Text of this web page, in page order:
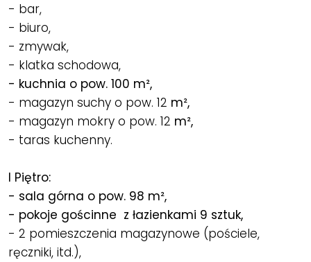
- bar,
- biuro,
- zmywak,
- klatka schodowa,
- kuchnia o pow. 100 m²,
- magazyn suchy o pow. 12 m²,
- magazyn mokry o pow. 12 m²,
- taras kuchenny.
I Piętro:
- sala górna o pow. 98 m²,
- pokoje gościnne z łazienkami 9 sztuk,
- 2 pomieszczenia magazynowe (pościele,
ręczniki, itd.),